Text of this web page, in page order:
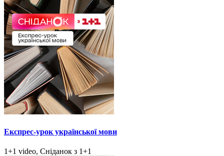
Експрес-урок української мови
1+1 video, Сніданок з 1+1